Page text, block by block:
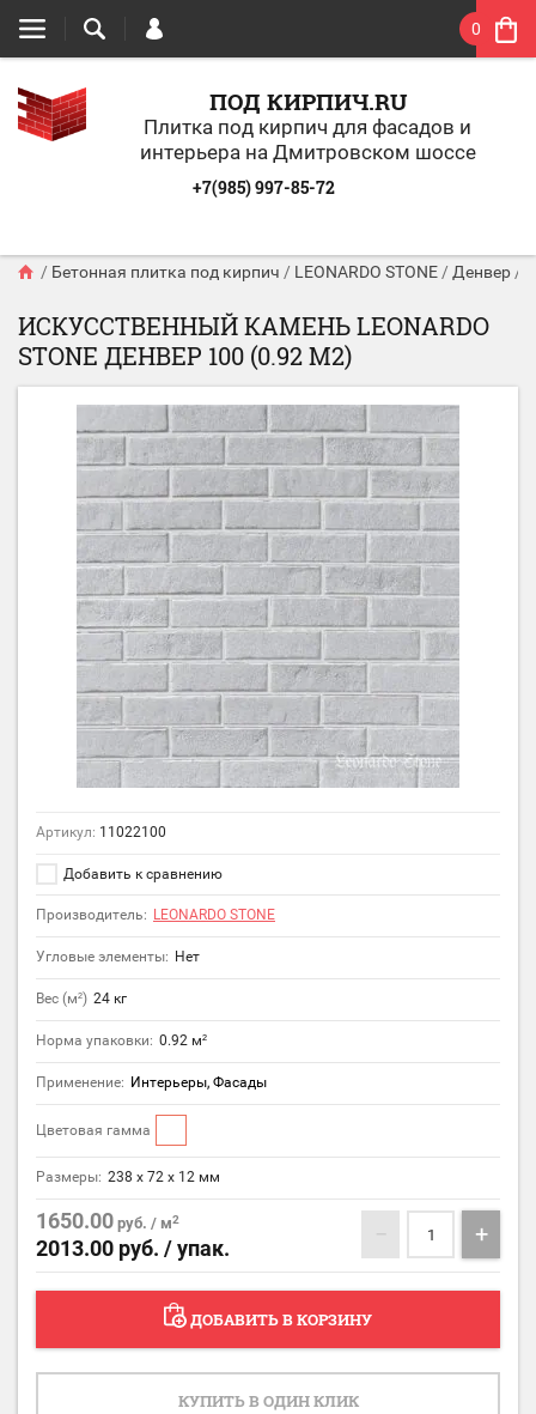
0
ПОД КИРПИЧ.RU
Плитка под кирпич для фасадов и
интерьера на Дмитровском шоссе
+7(985) 997-85-72
/ Бетонная плитка под кирпич / LEONARDO STONE / Денвер /
ИСКУССТВЕННЫЙ КАМЕНЬ LEONARDO
STONE ДЕНВЕР 100 (0.92 М2)
Артикул: 11022100
Добавить к сравнению
Производитель: LEONARDO STONE
Угловые элементы: Нет
Вес (м²) 24 кг
Норма упаковки: 0.92 м²
Применение: Интерьеры, Фасады
Цветовая гамма
Размеры: 238 х 72 х 12 мм
1650.00 руб. / м2
2013.00 руб. / упак. − +
ДОБАВИТЬ В КОРЗИНУ
КУПИТЬ В ОДИН КЛИК